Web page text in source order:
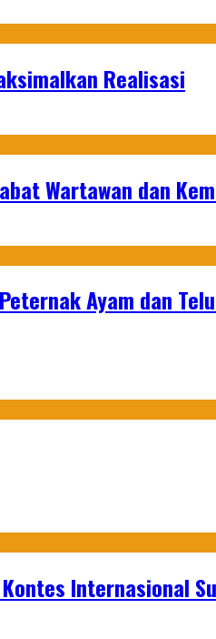
Realisasi
Wartawan dan
Ayam dan
Internasional